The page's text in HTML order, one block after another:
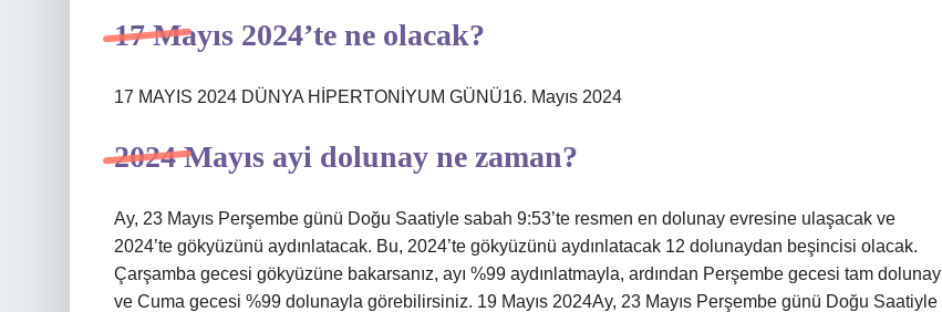
17 Mayıs 2024’te ne olacak?
17 MAYIS 2024 DÜNYA HİPERTONİYUM GÜNÜ16. Mayıs 2024
2024 Mayıs ayi dolunay ne zaman?
Ay, 23 Mayıs Perşembe günü Doğu Saatiyle sabah 9:53’te resmen en dolunay evresine ulaşacak ve
2024’te gökyüzünü aydınlatacak. Bu, 2024’te gökyüzünü aydınlatacak 12 dolunaydan beşincisi olacak.
Çarşamba gecesi gökyüzüne bakarsanız, ayı %99 aydınlatmayla, ardından Perşembe gecesi tam dolunay
ve Cuma gecesi %99 dolunayla görebilirsiniz. 19 Mayıs 2024Ay, 23 Mayıs Perşembe günü Doğu Saatiyle